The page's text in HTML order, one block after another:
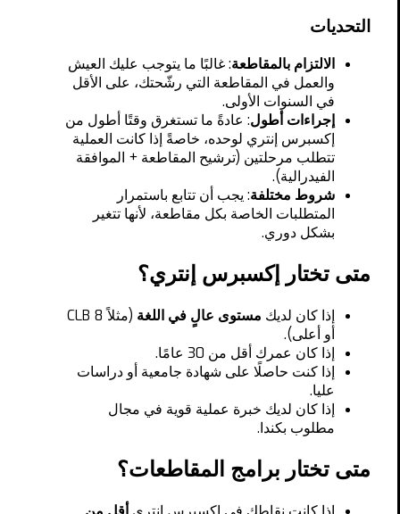
التحديات
الالتزام بالمقاطعة: غالبًا ما يتوجب عليك العيش
والعمل في المقاطعة التي رشّحتك، على الأقل
في السنوات الأولى.
إجراءات أطول: عادةً ما تستغرق وقتًا أطول من
إكسبرس إنتري لوحده، خاصةً إذا كانت العملية
تتطلب مرحلتين (ترشيح المقاطعة + الموافقة
الفيدرالية).
شروط مختلفة: يجب أن تتابع باستمرار
المتطلبات الخاصة بكل مقاطعة، لأنها تتغير
بشكل دوري.
متى تختار إكسبرس إنتري؟
إذا كان لديك مستوى عالٍ في اللغة
(مثلاً CLB 8
أو أعلى).
إذا كان عمرك أقل من 30 عامًا.
إذا كنت حاصلًا على شهادة جامعية أو دراسات
عليا.
إذا كان لديك خبرة عملية قوية في مجال
مطلوب بكندا.
متى تختار برامج المقاطعات؟